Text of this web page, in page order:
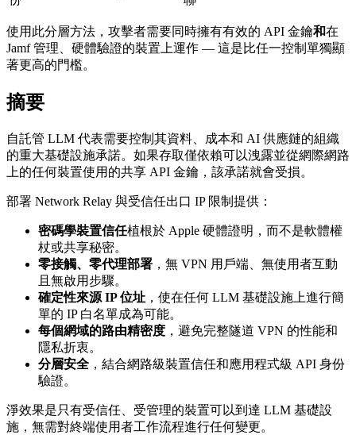
使用此分層方法，攻擊者需要同時擁有有效的 API 金鑰和在
Jamf 管理、硬體驗證的裝置上運作 — 這是比任一控制單獨顯
著更高的門檻。
摘要
自託管 LLM 代表需要控制其資料、成本和 AI 供應鏈的組織
的重大基礎設施承諾。如果存取僅依賴可以洩露並從網際網路
上的任何裝置使用的共享 API 金鑰，該承諾就會受損。
部署 Network Relay 與受信任出口 IP 限制提供：
密碼學裝置信任植根於 Apple 硬體證明，而不是軟體權
杖或共享秘密。
零接觸、零代理部署 ，無 VPN 用戶端、無使用者互動
且無啟用步驟。
確定性來源 IP 位址 ，使在任何 LLM 基礎設施上進行簡
單的 IP 白名單成為可能。
每個網域的路由精密度 ，避免完整隧道 VPN 的性能和
隱私折衷。
分層安全 ，結合網路級裝置信任和應用程式級 API 身份
驗證。
淨效果是只有受信任、受管理的裝置可以到達 LLM 基礎設
施，無需對終端使用者工作流程進行任何變更。